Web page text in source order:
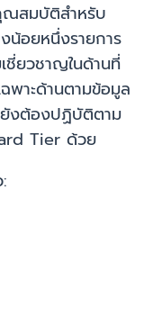
ณสมบัติสำหรับ
น้อยหนึ่งรายการ
ชี่ยวชาญในด้านที่
พาะด้านตามข้อมูล
งต้องปฏิบัติตาม
Tier ด้วย